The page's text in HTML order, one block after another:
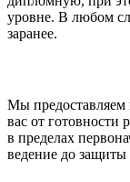
уровне. В любом
заранее.
Мы предоставляем
вас от готовности
в пределах
ведение до защиты